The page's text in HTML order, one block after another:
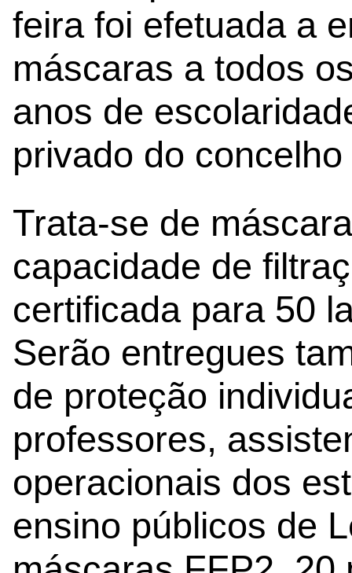
feira foi efetuada a
máscaras a todos
anos de
privado do
Trata-se de
capacidade de
certificada para 50
Serão entregues
de proteção
professores,
operacionais dos
ensino públicos de